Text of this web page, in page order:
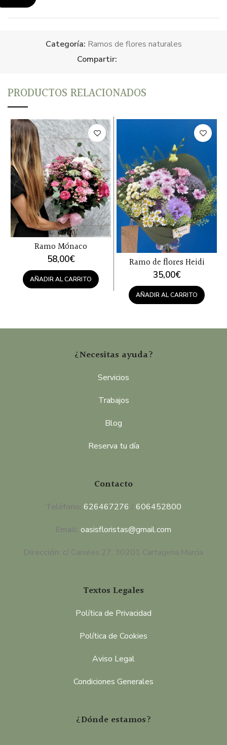
Categoría: Ramos de flores naturales
Compartir:
PRODUCTOS RELACIONADOS
Ramo Mónaco
58,00€
AÑADIR AL CARRITO
Ramo de flores Heidi
35,00€
AÑADIR AL CARRITO
¿Necesitas ayuda?
Servicios
Trabajos
Blog
Reserva tu día
Contacto
Teléfono: 626467276 / 606452800
Email: oasisfloristas@gmail.com
Dirección: c/ Canales 27, 30201 Cartagena,Murcia
Textos Legales
Política de Privacidad
Política de Cookies
Aviso Legal
Condiciones Generales
¿Dónde estamos?